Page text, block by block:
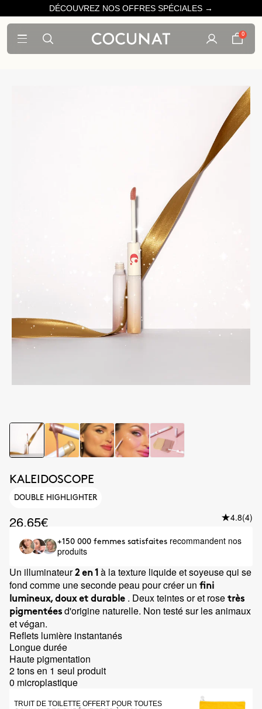
DÉCOUVREZ NOS OFFRES SPÉCIALES →
0
KALEIDOSCOPE
DOUBLE HIGHLIGHTER
26.65€ 4.8(4)
+150 000 femmes satisfaites recommandent nos
produits
Un illuminateur 2 en 1 à la texture liquide et soyeuse qui se
fond comme une seconde peau pour créer un fini
lumineux, doux et durable . Deux teintes or et rose très
pigmentées d'origine naturelle. Non testé sur les animaux
et végan.
Reflets lumière instantanés
Longue durée
Haute pigmentation
2 tons en 1 seul produit
0 microplastique
TRUIT DE TOILETTE OFFERT POUR TOUTES